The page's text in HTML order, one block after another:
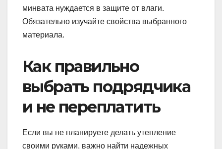
минвата нуждается в защите от влаги.
Обязательно изучайте свойства выбранного
материала.
Как правильно
выбрать подрядчика
и не переплатить
Если вы не планируете делать утепление
своими руками, важно найти надежных